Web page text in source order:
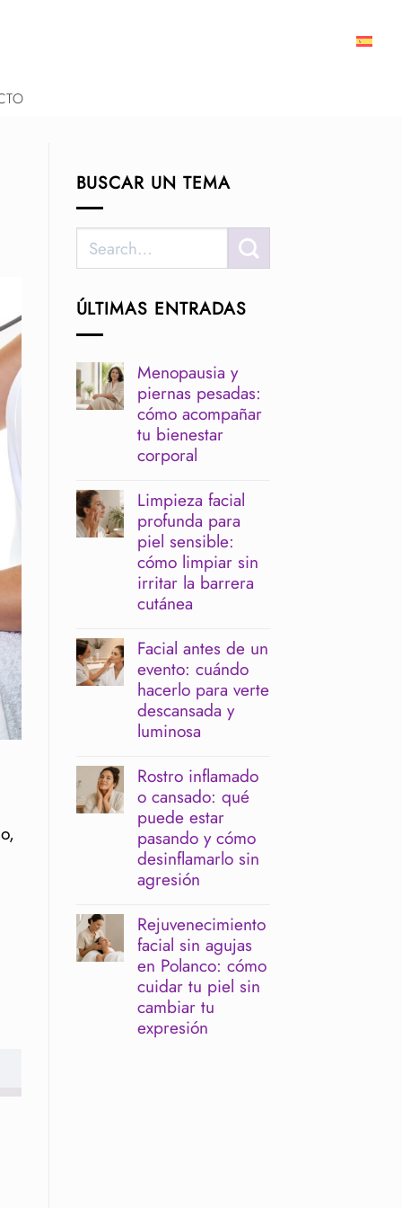
BUSCAR UN TEMA
ÚLTIMAS ENTRADAS
Menopausia y
piernas pesadas:
cómo acompañar
tu bienestar
corporal
hay
comentarios
en
Menopausia
y
piernas
pesadas:
cómo
acompañar
corporal
Limpieza facial
profunda para
piel sensible:
cómo limpiar sin
irritar la barrera
cutánea
hay
comentarios
en
Limpieza
facial
profunda
para
piel
cómo
limpiar
sin
irritar
la
barrera
cutánea
Facial antes de un
evento: cuándo
hacerlo para verte
descansada y
luminosa
hay
comentarios
en
Facial
antes
de
un
evento:
cuándo
hacerlo
verte
descansada
y
luminosa
Rostro inflamado
o cansado: qué
puede estar
pasando y cómo
desinflamarlo sin
agresión
hay
comentarios
en
Rostro
inflamado
o
cansado:
qué
puede
estar
Rejuvenecimiento
facial sin agujas
en Polanco: cómo
cuidar tu piel sin
cambiar tu
expresión